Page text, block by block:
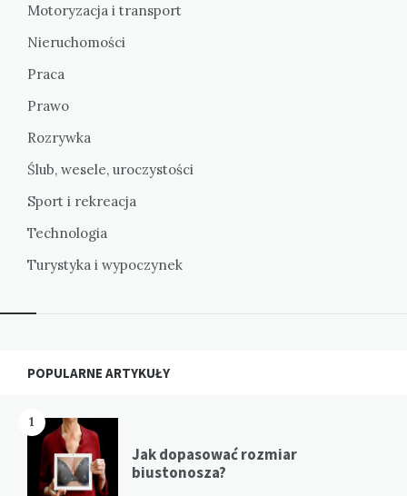
Motoryzacja i transport
Nieruchomości
Praca
Prawo
Rozrywka
Ślub, wesele, uroczystości
Sport i rekreacja
Technologia
Turystyka i wypoczynek
Widgets
POPULARNE ARTYKUŁY
1
Jak dopasować rozmiar
biustonosza?